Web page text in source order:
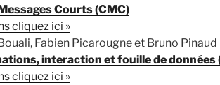
Courts (CMC)
cliquez ici »
Fabien Picarougne et Bruno Pinaud
interaction et fouille de données
cliquez ici »